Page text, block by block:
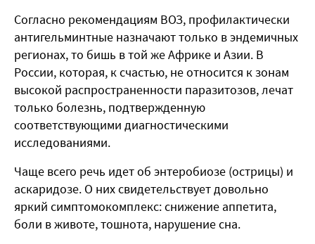
Согласно рекомендациям ВОЗ, профилактически
антигельминтные назначают только в эндемичных
регионах, то бишь в той же Африке и Азии. В
России, которая, к счастью, не относится к зонам
высокой распространенности паразитозов, лечат
только болезнь, подтвержденную
соответствующими диагностическими
исследованиями.
Чаще всего речь идет об энтеробиозе (острицы) и
аскаридозе. О них свидетельствует довольно
яркий симптомокомплекс: снижение аппетита,
боли в животе, тошнота, нарушение сна.